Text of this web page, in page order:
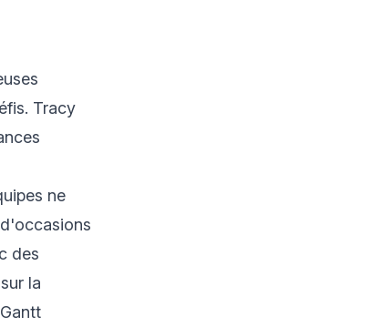
Tracy
ne
des
la